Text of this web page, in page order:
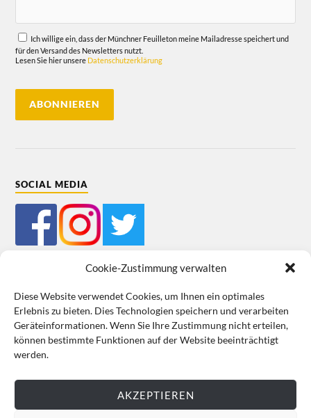
Cookie-Zustimmung verwalten
Diese Website verwendet Cookies, um Ihnen ein optimales
Erlebnis zu bieten. Dies Technologien speichern und verarbeiten
Geräteinformationen. Wenn Sie Ihre Zustimmung nicht erteilen,
können bestimmte Funktionen auf der Website beeinträchtigt
werden.
AKZEPTIEREN
Ich willige ein, dass der Münchner Feuilleton meine Mailadresse speichert und
für den Versand des Newsletters nutzt.
Lesen Sie hier unsere Datenschutzerklärung
SOCIAL MEDIA
Mein Bestellkonto Kundeninformationen Datenschutz
Cookie-Richtlinie (EU) Impressum
VERTRAG WIDERRUFEN